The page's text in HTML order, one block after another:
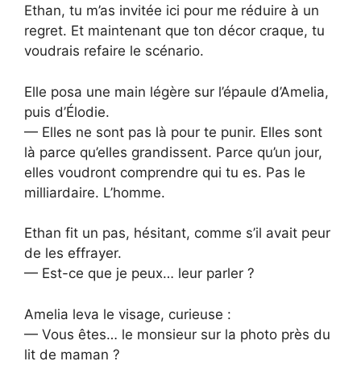
Ethan, tu m’as invitée ici pour me réduire à un
regret. Et maintenant que ton décor craque, tu
voudrais refaire le scénario.
Elle posa une main légère sur l’épaule d’Amelia,
puis d’Élodie.
— Elles ne sont pas là pour te punir. Elles sont
là parce qu’elles grandissent. Parce qu’un jour,
elles voudront comprendre qui tu es. Pas le
milliardaire. L’homme.
Ethan fit un pas, hésitant, comme s’il avait peur
de les effrayer.
— Est-ce que je peux… leur parler ?
Amelia leva le visage, curieuse :
— Vous êtes… le monsieur sur la photo près du
lit de maman ?